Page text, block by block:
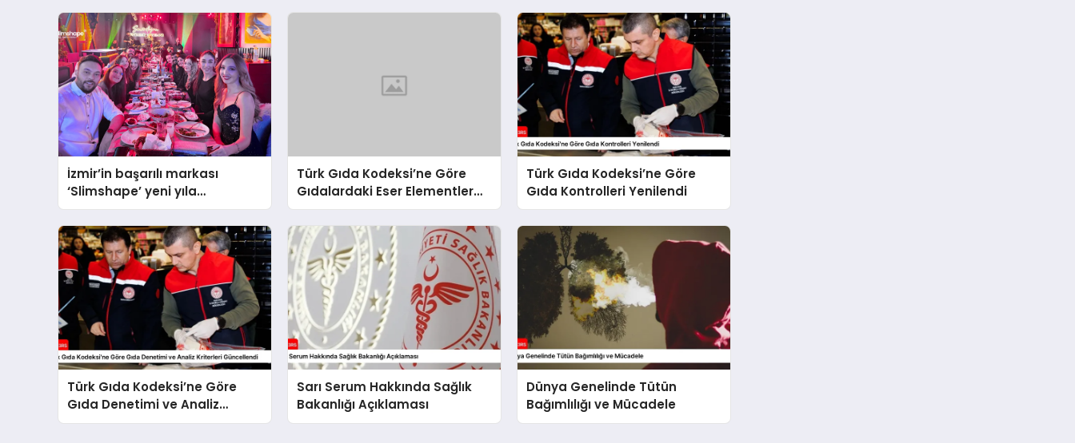
İzmir’in başarılı markası
‘Slimshape’ yeni yıla
müjdelerle girdi!
Türk Gıda Kodeksi’ne Göre
Gıdalardaki Eser Elementler
ve İşleme Bulaşanlarının
Kontrolü
Türk Gıda Kodeksi’ne Göre
Gıda Kontrolleri Yenilendi
Türk Gıda Kodeksi’ne Göre
Gıda Denetimi ve Analiz
Kriterleri Güncellendi
Sarı Serum Hakkında Sağlık
Bakanlığı Açıklaması
Dünya Genelinde Tütün
Bağımlılığı ve Mücadele